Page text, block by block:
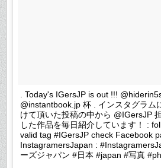
. Today's IGersJP is out !!!
@instantbook.jp 杯 . インスタグラム
けて頂いた投稿の中から @IGersJP
した作品を毎日紹介しています！ :
valid tag #IGersJP check Facebook
InstagramersJapan :
ーズジャパン #日本 #japan #写真